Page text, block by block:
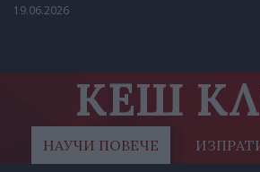
19.06.2026
КЕШ
НАУЧИ ПОВЕЧЕ